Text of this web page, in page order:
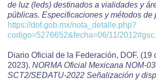
de luz (leds) destinados a vialidades y
públicas. Especificaciones y métodos de
https://dof.gob.mx/nota_detalle.php?
codigo=5276652&fecha=06/11/
Diario Oficial de la Federación, DOF. (19
2023). NORMA Oficial Mexicana NOM-
SCT2/SEDATU-2022 Señalización y